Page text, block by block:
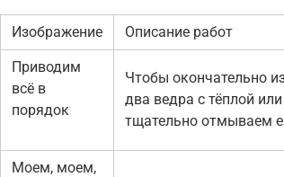
Изображение Описание работ
Приводим
всё в
порядок
Чтобы окончательно
два ведра с тёплой
тщательно отмываем
Моем, моем,